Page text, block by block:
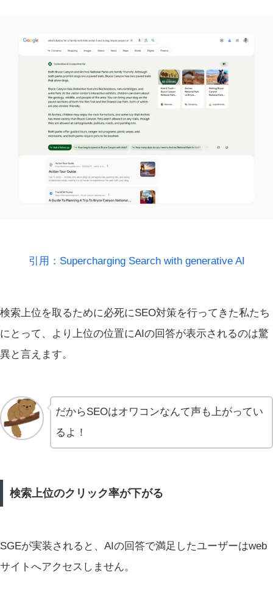
引用：Supercharging Search with generative AI
検索上位を取るために必死にSEO対策を行ってきた私たち
にとって、より上位の位置にAIの回答が表示されるのは驚
異と言えます。
だからSEOはオワコンなんて声も上がってい
るよ！
検索上位のクリック率が下がる
SGEが実装されると、AIの回答で満足したユーザーはweb
サイトへアクセスしません。